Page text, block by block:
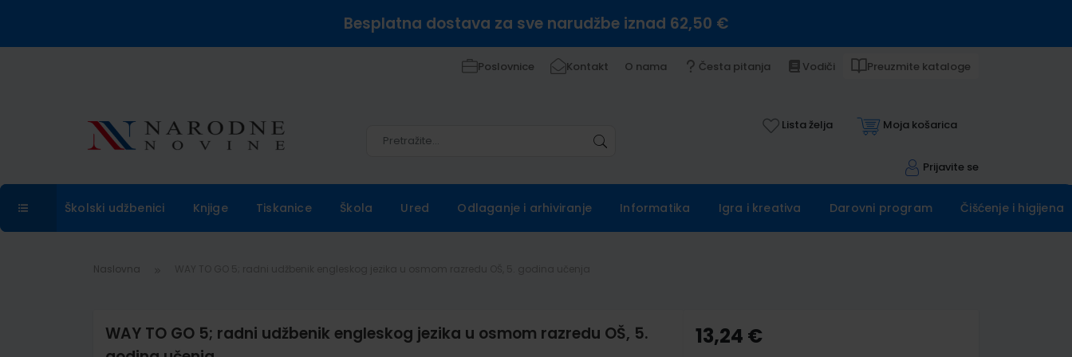
Besplatna dostava za sve narudžbe iznad 62,50 €
Poslovnice Kontakt O nama Česta pitanja Vodiči Preuzmite kataloge
Lista želja Moja košarica
Prijavite se
Školski udžbenici Knjige Tiskanice Škola Ured Odlaganje i arhiviranje Informatika Igra i kreativa Darovni program Čišćenje i higijena
Naslovna
WAY TO GO 5; radni udžbenik engleskog jezika u osmom razredu OŠ, 5.
13,24 €